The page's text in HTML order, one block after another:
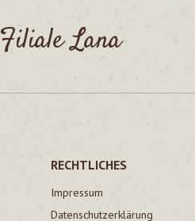
Filiale Lana
RECHTLICHES
Impressum
Datenschutzerklärung